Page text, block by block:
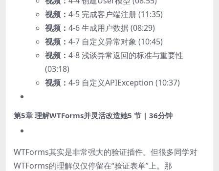
视频： 4-5 完成客户端注册 (11:35)
视频： 4-6 生成用户数据 (08:29)
视频： 4-7 自定义异常对象 (10:45)
视频： 4-8 浅谈异常返回的标准与重要性
(03:18)
视频： 4-9 自定义APIException (10:37)
第5章 理解WTForms并灵活改造她5 节 | 36分钟
WTForms其实是非常强大的验证插件。但很多同学对
WTForms的理解仅仅停留在“验证表单”上。那